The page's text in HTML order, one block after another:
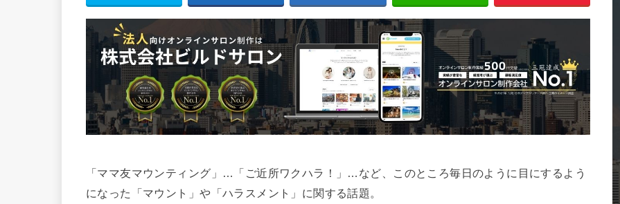
「ママ友マウンティング」…「ご近所ワクハラ！」…など、このところ毎日のように目にするよう
になった「マウント」や「ハラスメント」に関する話題。